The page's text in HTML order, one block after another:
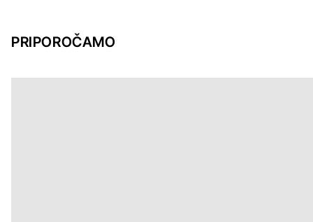
PRIPOROČAMO